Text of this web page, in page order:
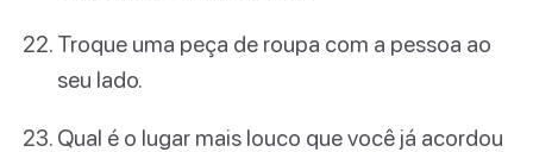
Troque uma peça de roupa com a pessoa ao
seu lado.
Qual é o lugar mais louco que você já acordou